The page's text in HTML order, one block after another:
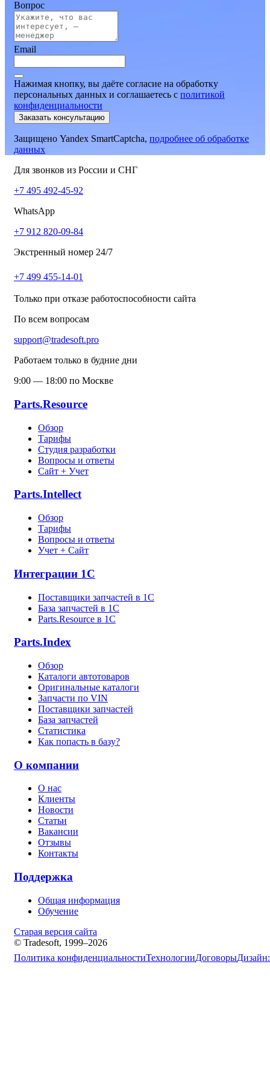
Вопрос
Email
Нажимая кнопку, вы даёте согласие на обработку
персональных данных и соглашаетесь c политикой
конфиденциальности
Заказать консультацию
Защищено Yandex SmartCaptcha, подробнее об обработке
данных
Для звонков из России и СНГ
+7 495 492-45-92
WhatsApp
+7 912 820-09-84
Экстренный номер 24/7
+7 499 455-14-01
Только при отказе работоспособности сайта
По всем вопросам
support@tradesoft.pro
Работаем только в будние дни
9:00 — 18:00 по Москве
Parts.Resource
Обзор
Тарифы
Студия разработки
Вопросы и ответы
Сайт + Учет
Parts.Intellect
Обзор
Тарифы
Вопросы и ответы
Учет + Сайт
Интеграции 1С
Поставщики запчастей в 1C
База запчастей в 1С
Parts.Resource в 1C
Parts.Index
Обзор
Каталоги автотоваров
Оригинальные каталоги
Запчасти по VIN
Поставщики запчастей
База запчастей
Статистика
Как попасть в базу?
О компании
О нас
Клиенты
Новости
Статьи
Вакансии
Отзывы
Контакты
Поддержка
Общая информация
Обучение
Старая версия сайта
© Tradesoft, 1999–2026
Политика конфиденциальностиТехнологииДоговорыДизайн: